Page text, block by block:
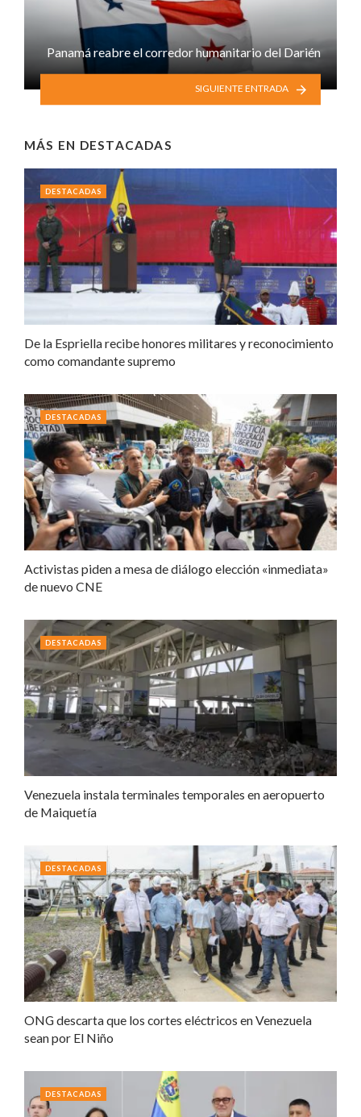
Panamá reabre el corredor humanitario del Darién
SIGUIENTE ENTRADA
MÁS EN DESTACADAS
De la Espriella recibe honores militares y reconocimiento
como comandante supremo
DESTACADAS
Activistas piden a mesa de diálogo elección «inmediata»
de nuevo CNE
DESTACADAS
Venezuela instala terminales temporales en aeropuerto
de Maiquetía
DESTACADAS
ONG descarta que los cortes eléctricos en Venezuela
sean por El Niño
DESTACADAS
DESTACADAS